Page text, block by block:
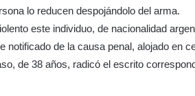
lo reducen despojándolo del arma.
este individuo, de nacionalidad
notificado de la causa penal, alojado en
de 38 años, radicó el escrito